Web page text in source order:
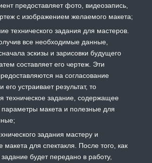
предоставляет фото, видеозапись,
с изображением желаемого макета;
технического задания для мастеров.
все необходимые данные,
эскизы и зарисовки будущего
составляет его чертеж. Эти
на согласование
его устраивает результат, то
техническое задание, содержащее
параметры макета и полезные для
задания мастеру и
макета для спектакля. После того, как
задание будет передано в работу,